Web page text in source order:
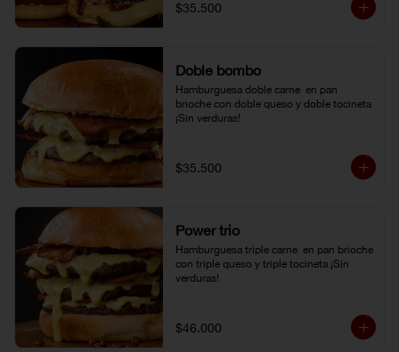
$35.500
Doble bombo
Hamburguesa doble carne  en pan
brioche con doble queso y doble tocineta
¡Sin verduras!
$35.500
Power trio
Hamburguesa triple carne  en pan brioche
con triple queso y triple tocineta ¡Sin
verduras!
$46.000